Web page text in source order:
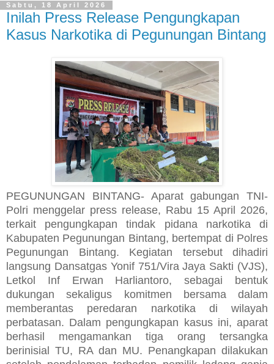
Sabtu, 18 April 2026
Inilah Press Release Pengungkapan
Kasus Narkotika di Pegunungan Bintang
PEGUNUNGAN BINTANG- Aparat gabungan TNI-
Polri menggelar press release, Rabu 15 April 2026,
terkait pengungkapan tindak pidana narkotika di
Kabupaten Pegunungan Bintang, bertempat di Polres
Pegunungan Bintang. Kegiatan tersebut dihadiri
langsung Dansatgas Yonif 751/Vira Jaya Sakti (VJS),
Letkol Inf Erwan Harliantoro, sebagai bentuk
dukungan sekaligus komitmen bersama dalam
memberantas peredaran narkotika di wilayah
perbatasan. Dalam pengungkapan kasus ini, aparat
berhasil mengamankan tiga orang tersangka
berinisial TU, RA dan MU. Penangkapan dilakukan